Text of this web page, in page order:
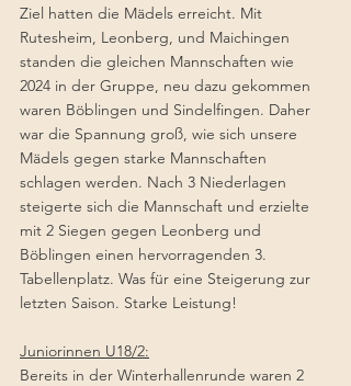
Ziel hatten die Mädels erreicht. Mit
Rutesheim, Leonberg, und Maichingen
standen die gleichen Mannschaften wie
2024 in der Gruppe, neu dazu gekommen
waren Böblingen und Sindelfingen. Daher
war die Spannung groß, wie sich unsere
Mädels gegen starke Mannschaften
schlagen werden. Nach 3 Niederlagen
steigerte sich die Mannschaft und erzielte
mit 2 Siegen gegen Leonberg und
Böblingen einen hervorragenden 3.
Tabellenplatz. Was für eine Steigerung zur
letzten Saison. Starke Leistung!
Juniorinnen U18/2:
Bereits in der Winterhallenrunde waren 2